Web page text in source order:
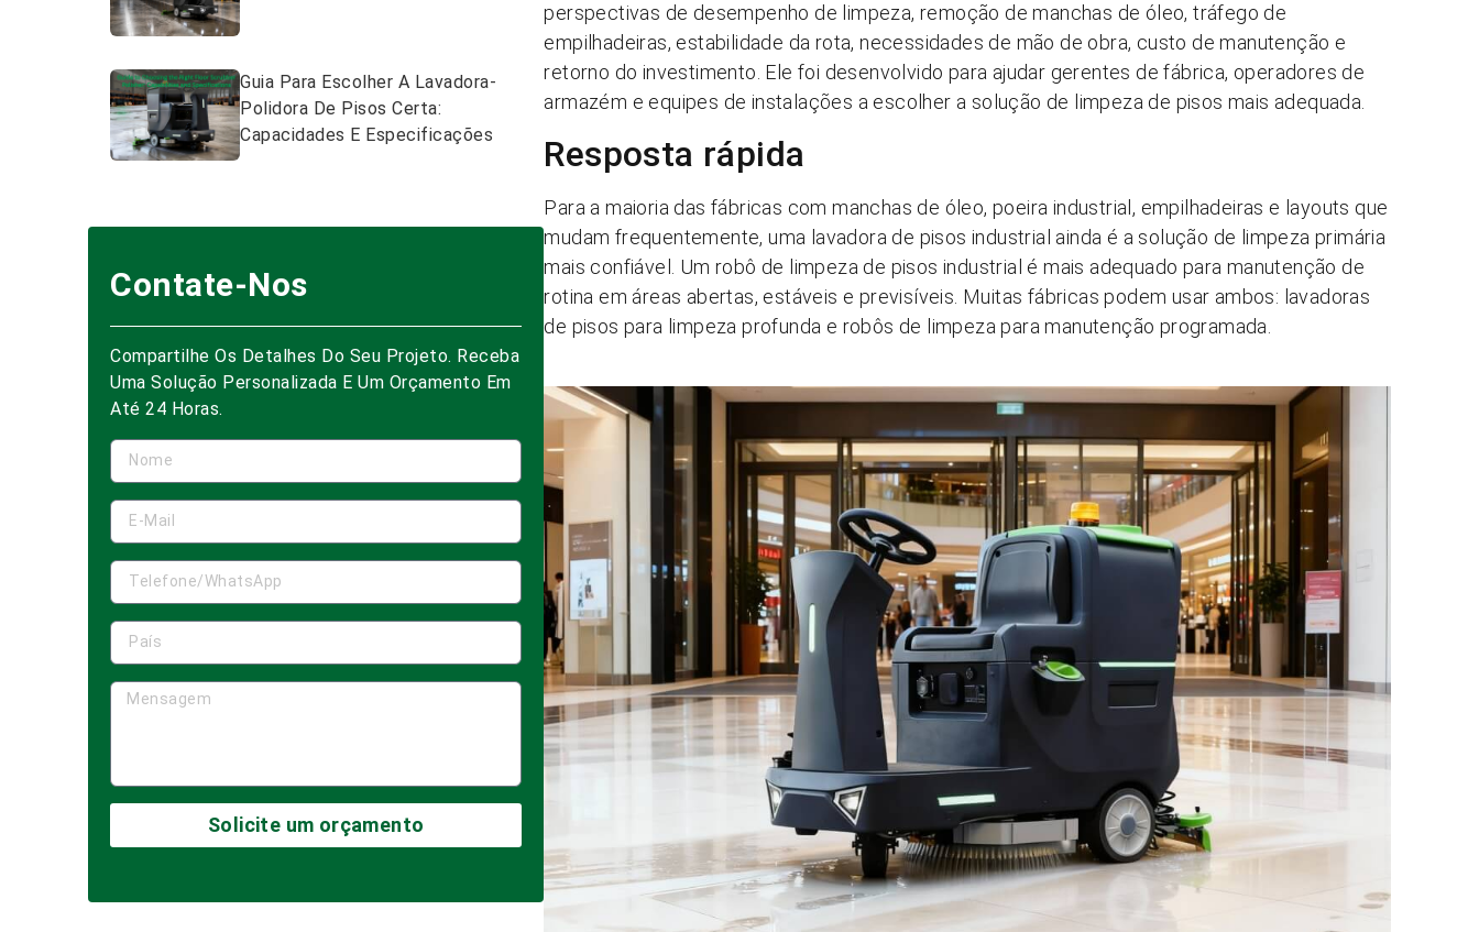
Guia Para Escolher A Lavadora-
Polidora De Pisos Certa:
Capacidades E Especificações
Contate-Nos
Compartilhe Os Detalhes Do Seu Projeto. Receba
Uma Solução Personalizada E Um Orçamento Em
Até 24 Horas.
Solicite um orçamento
perspectivas de desempenho de limpeza, remoção de manchas de óleo, tráfego de
empilhadeiras, estabilidade da rota, necessidades de mão de obra, custo de manutenção e
retorno do investimento. Ele foi desenvolvido para ajudar gerentes de fábrica, operadores de
armazém e equipes de instalações a escolher a solução de limpeza de pisos mais adequada.
Resposta rápida
Para a maioria das fábricas com manchas de óleo, poeira industrial, empilhadeiras e layouts que
mudam frequentemente, uma lavadora de pisos industrial ainda é a solução de limpeza primária
mais confiável. Um robô de limpeza de pisos industrial é mais adequado para manutenção de
rotina em áreas abertas, estáveis e previsíveis. Muitas fábricas podem usar ambos: lavadoras
de pisos para limpeza profunda e robôs de limpeza para manutenção programada.